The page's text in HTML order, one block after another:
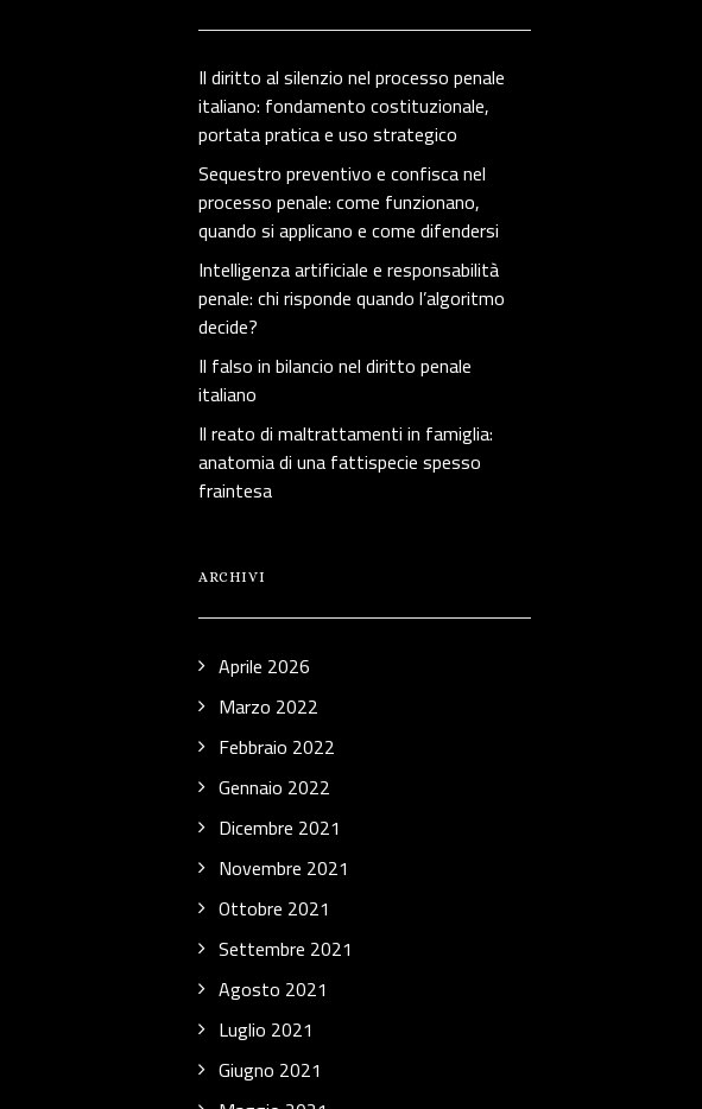
Il diritto al silenzio nel processo penale
italiano: fondamento costituzionale,
portata pratica e uso strategico
Sequestro preventivo e confisca nel
processo penale: come funzionano,
quando si applicano e come difendersi
Intelligenza artificiale e responsabilità
penale: chi risponde quando l’algoritmo
decide?
Il falso in bilancio nel diritto penale
italiano
Il reato di maltrattamenti in famiglia:
anatomia di una fattispecie spesso
fraintesa
ARCHIVI
Aprile 2026
Marzo 2022
Febbraio 2022
Gennaio 2022
Dicembre 2021
Novembre 2021
Ottobre 2021
Settembre 2021
Agosto 2021
Luglio 2021
Giugno 2021